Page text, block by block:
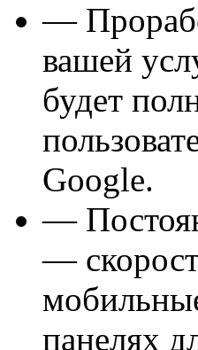
—
вашей
будет
Google.
—
—
панелях